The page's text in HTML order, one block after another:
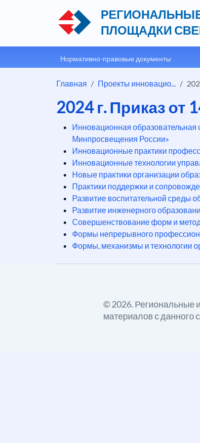
ПЛОЩАДКИ
Нормативно-правовые документы
Главная Проекты инновацио...
2024 г. Приказ от
Инновационная образовательная
Минпросвещения России»
Инновационные практики
Инновационные технологии
Новые практики организации
Практики поддержки и
Развитие воспитательной среды
Развитие инженерного
Совершенствование форм и
Формы непрерывного
Формы, механизмы и технологии
© 2026. Региональные
материалов с данного